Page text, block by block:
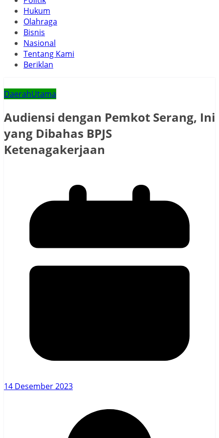
Hukum
Olahraga
Bisnis
Nasional
Tentang Kami
Beriklan
DaerahUtama
Audiensi dengan Pemkot Serang, Ini
yang Dibahas BPJS
Ketenagakerjaan
14 Desember 2023